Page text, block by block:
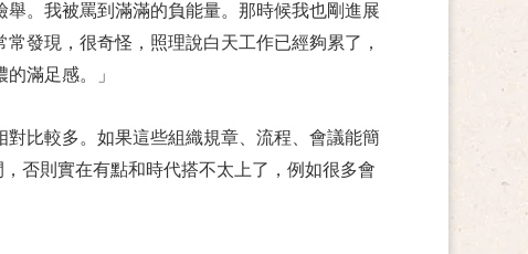
舉。我被罵到滿滿的負能量。那時候我也剛進展
發現，很奇怪，照理說白天工作已經夠累了，
滿足感。」
比較多。如果這些組織規章、流程、會議能簡
否則實在有點和時代搭不太上了，例如很多會